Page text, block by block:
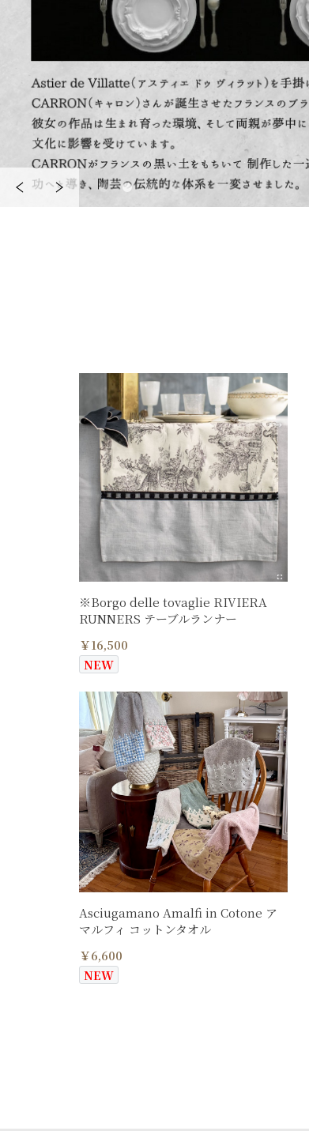
※Borgo delle tovaglie RIVIERA
RUNNERS テーブルランナー
￥16,500
NEW
Asciugamano Amalfi in Cotone ア
マルフィ コットンタオル
￥6,600
NEW